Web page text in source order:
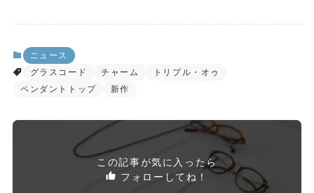
ニュース
グラスコード
チャーム
トリプル・オゥ
ペンダントトップ
新作
この記事が気に入ったら
フォローしてね！